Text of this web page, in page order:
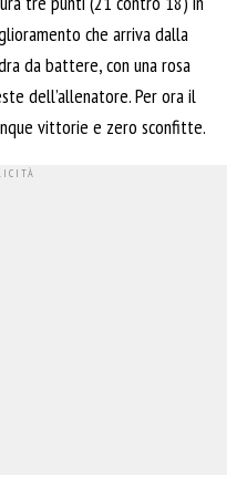
che arriva dalla
da battere, con una rosa
dell’allenatore. Per ora il
vittorie e zero sconfitte.